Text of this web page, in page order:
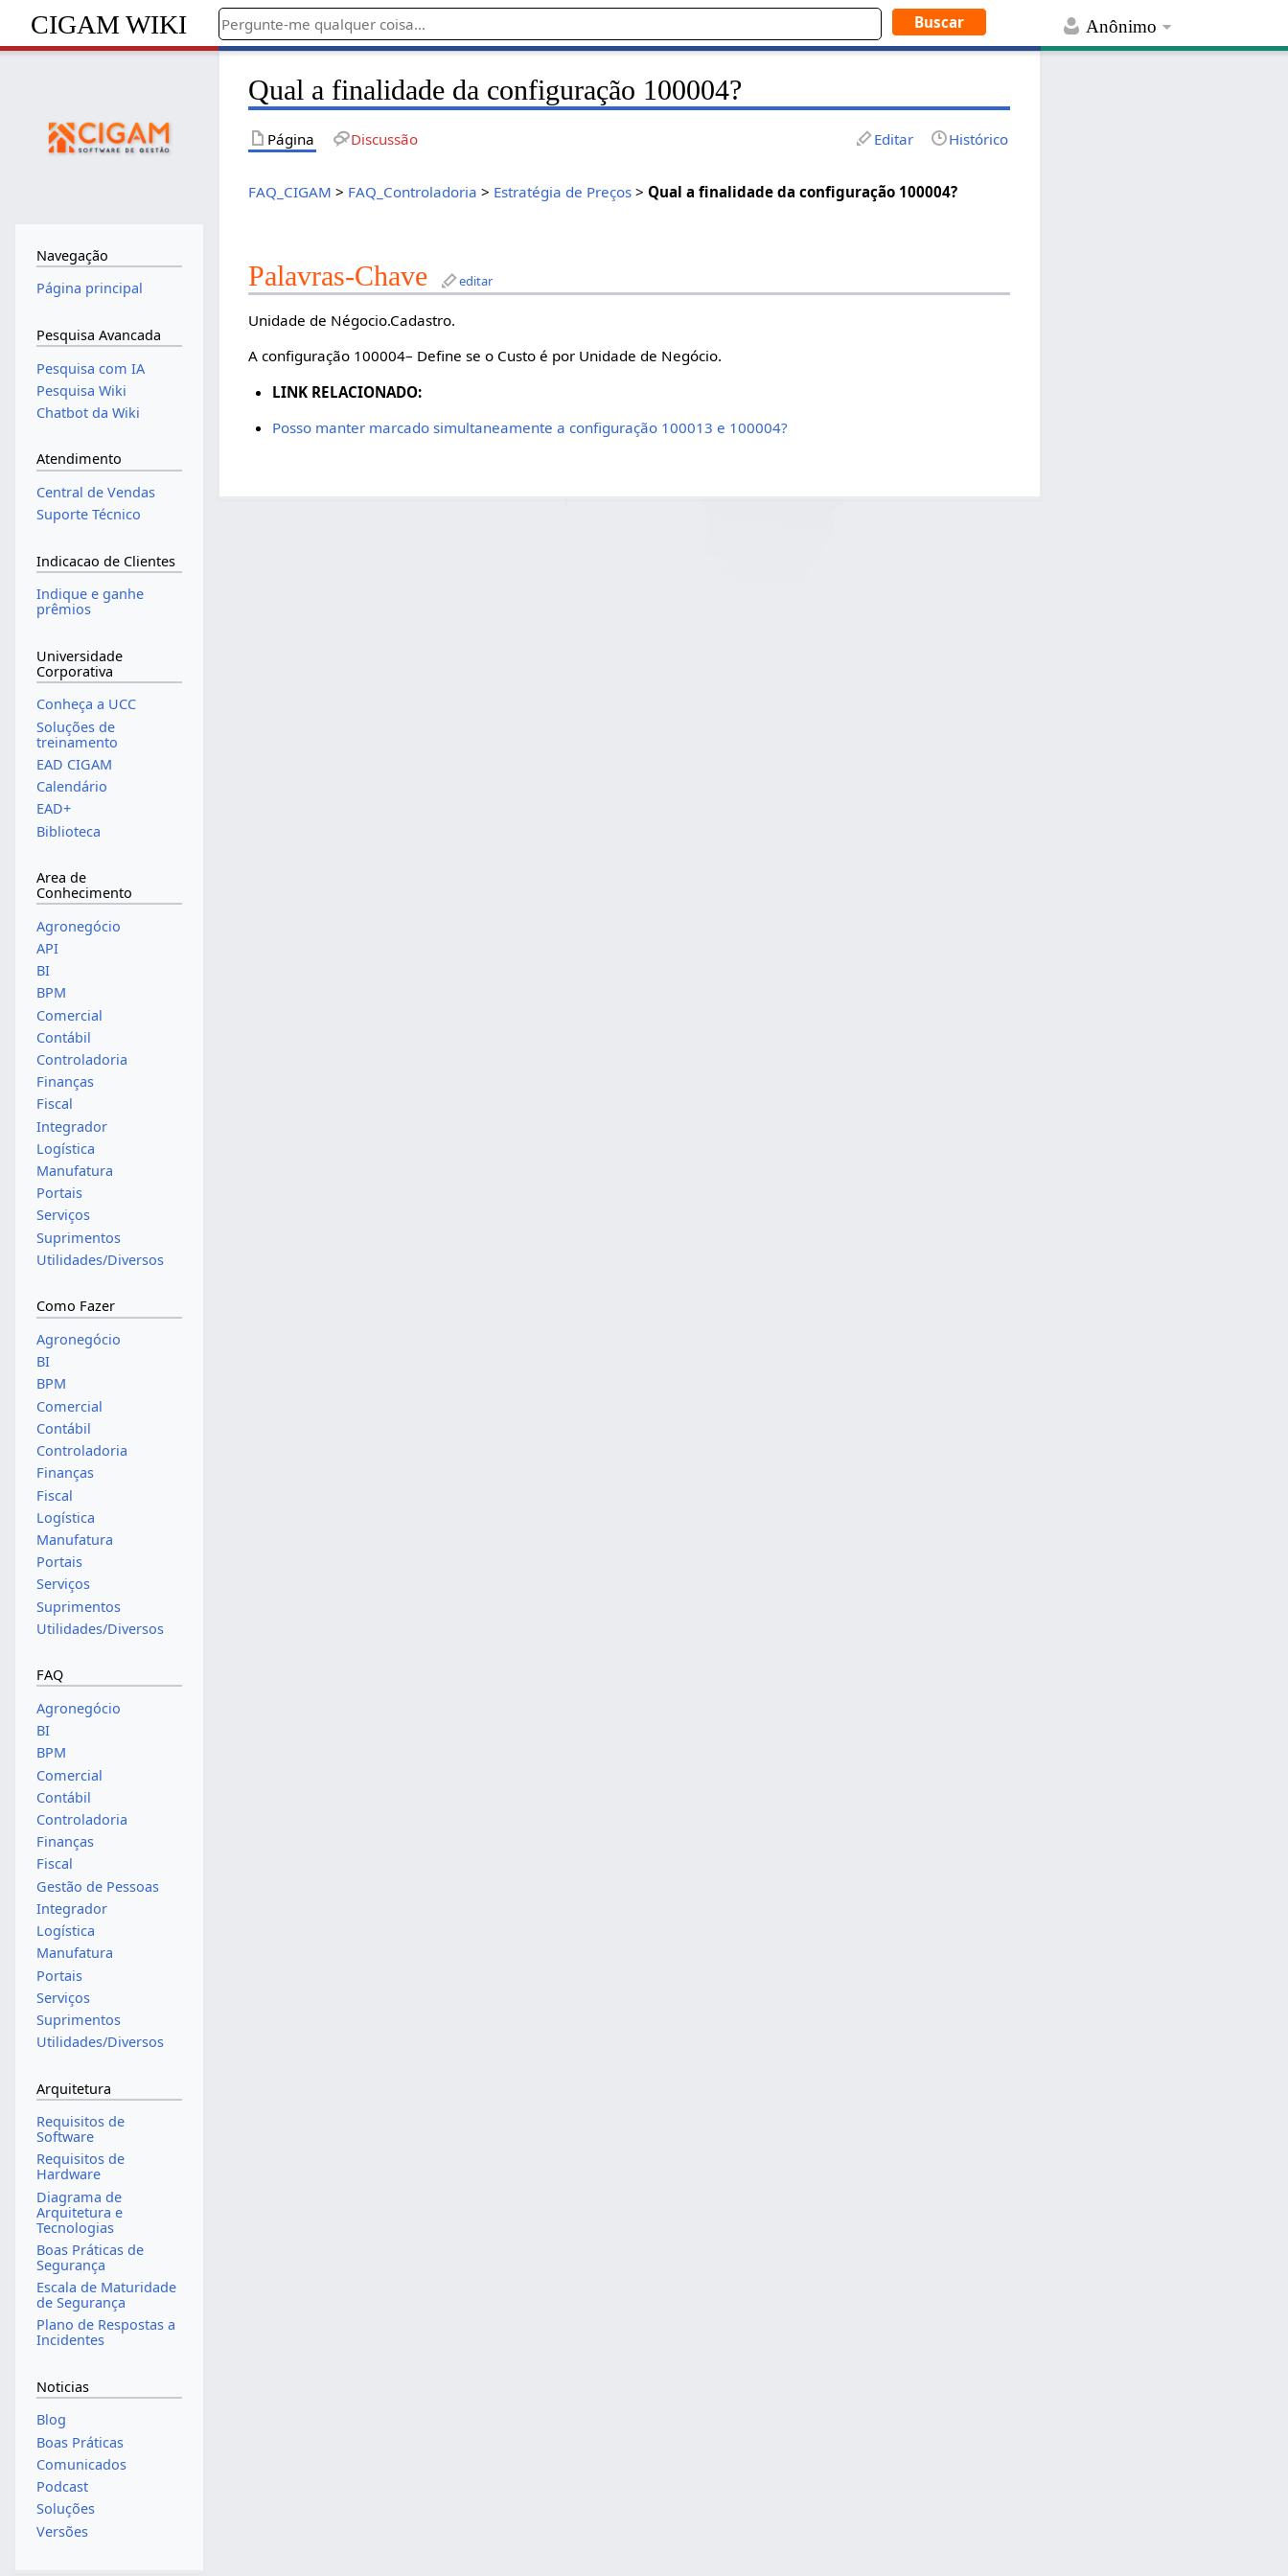
Anônimo
CIGAM WIKI
Qual a finalidade da configuração 100004?
Página Discussão Editar Histórico
FAQ_CIGAM > FAQ_Controladoria > Estratégia de Preços > Qual a finalidade da configuração 100004?
Palavras-Chave editar
Unidade de Négocio.Cadastro.
A configuração 100004– Define se o Custo é por Unidade de Negócio.
LINK RELACIONADO:
Posso manter marcado simultaneamente a configuração 100013 e 100004?
Navegação
Página principal
Pesquisa Avancada
Pesquisa com IA
Pesquisa Wiki
Chatbot da Wiki
Atendimento
Central de Vendas
Suporte Técnico
Indicacao de Clientes
Indique e ganhe
prêmios
Universidade
Corporativa
Conheça a UCC
Soluções de
treinamento
EAD CIGAM
Calendário
EAD+
Biblioteca
Area de
Conhecimento
Agronegócio
API
BI
BPM
Comercial
Contábil
Controladoria
Finanças
Fiscal
Integrador
Logística
Manufatura
Portais
Serviços
Suprimentos
Utilidades/Diversos
Como Fazer
Agronegócio
BI
BPM
Comercial
Contábil
Controladoria
Finanças
Fiscal
Logística
Manufatura
Portais
Serviços
Suprimentos
Utilidades/Diversos
FAQ
Agronegócio
BI
BPM
Comercial
Contábil
Controladoria
Finanças
Fiscal
Gestão de Pessoas
Integrador
Logística
Manufatura
Portais
Serviços
Suprimentos
Utilidades/Diversos
Arquitetura
Requisitos de
Software
Requisitos de
Hardware
Diagrama de
Arquitetura e
Tecnologias
Boas Práticas de
Segurança
Escala de Maturidade
de Segurança
Plano de Respostas a
Incidentes
Noticias
Blog
Boas Práticas
Comunicados
Podcast
Soluções
Versões